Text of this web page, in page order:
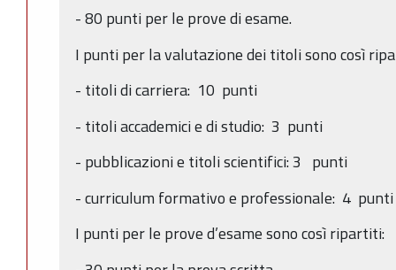
- 80 punti per le prove di esame.
I punti per la valutazione dei titoli sono così
- titoli di carriera: 10 punti
- titoli accademici e di studio: 3 punti
- pubblicazioni e titoli scientifici: 3 punti
- curriculum formativo e professionale: 4 punti
I punti per le prove d’esame sono così ripartiti: